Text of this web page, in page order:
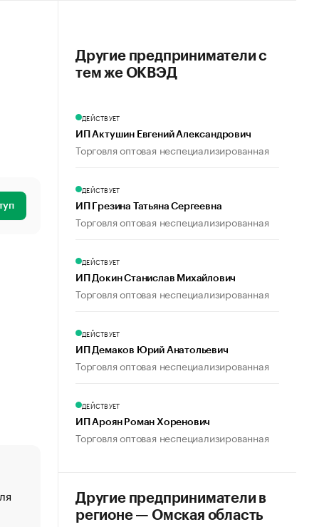
«От спорта тело стареет иначе». Как живет глава
создавшей GTA
Другие предприниматели с
тем же ОКВЭД
ДЕЙСТВУЕТ
ИП Актушин Евгений Александрович
Торговля оптовая неспециализированная
ДЕЙСТВУЕТ
ИП Грезина Татьяна Сергеевна
Торговля оптовая неспециализированная
ДЕЙСТВУЕТ
ИП Докин Станислав Михайлович
Торговля оптовая неспециализированная
ДЕЙСТВУЕТ
ИП Демаков Юрий Анатольевич
Торговля оптовая неспециализированная
ДЕЙСТВУЕТ
ИП Ароян Роман Хоренович
Торговля оптовая неспециализированная
Другие предприниматели в
регионе — Омская область